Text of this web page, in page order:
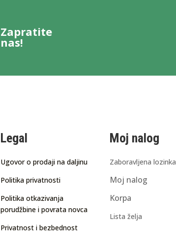
Zapratite
nas!
Legal
Ugovor o prodaji na daljinu
Politika privatnosti
Politika otkazivanja
porudžbine i povrata novca
Privatnost i bezbednost
Moj nalog
Zaboravljena lozinka
Moj nalog
Korpa
Lista želja